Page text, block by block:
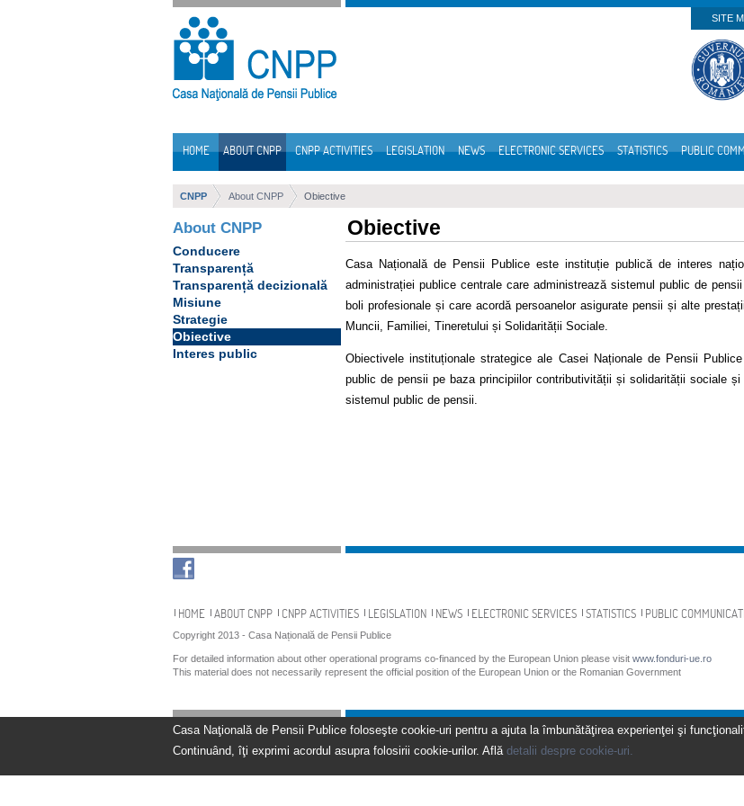
Skip to Content
SITE
HOME ABOUT CNPP CNPP ACTIVITIES LEGISLATION NEWS ELECTRONIC SERVICES STATISTICS PUBLIC
CNPP About CNPP Obiective
About CNPP
Conducere
Transparență
Transparență decizională
Misiune
Strategie
Obiective
Interes public
Obiective
Casa Națională de Pensii Publice este instituție publică de interes
administrației publice centrale care administrează sistemul public de
boli profesionale și care acordă persoanelor asigurate pensii și alte
Muncii, Familiei, Tineretului și Solidarității Sociale.
Obiectivele instituționale strategice ale Casei Naționale de Pensii
public de pensii pe baza principiilor contributivității și solidarității sociale
sistemul public de pensii.
Navigation
HOME ABOUT CNPP CNPP ACTIVITIES LEGISLATION NEWS ELECTRONIC SERVICES STATISTICS PUBLIC
Copyright 2013 - Casa Națională de Pensii Publice
For detailed information about other operational programs co-financed by the European Union please visit www.fonduri-ue.ro
This material does not necessarily represent the official position of the European Union or the Romanian Government
Casa Naţională de Pensii Publice foloseşte cookie-uri pentru a ajuta la îmbunătăţirea experienţei şi
Continuând, îţi exprimi acordul asupra folosirii cookie-urilor. Află detalii despre cookie-uri.